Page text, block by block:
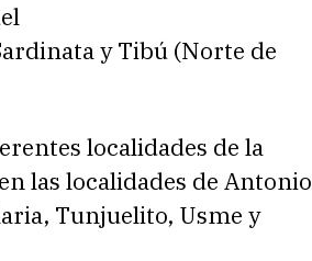
y Tibú (Norte de
localidades de la
las localidades de Antonio
Tunjuelito, Usme y